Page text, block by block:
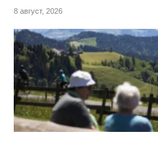
8 август, 2026